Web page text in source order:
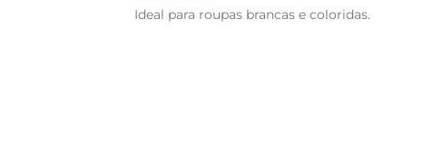
Ideal para roupas brancas e coloridas.